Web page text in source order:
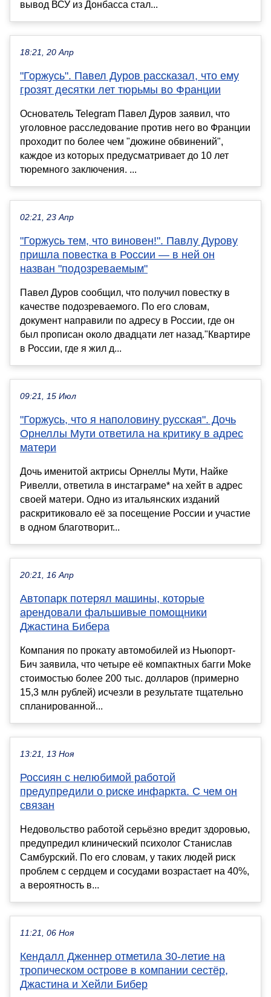
вывод ВСУ из Донбасса стал...
18:21, 20 Апр
"Горжусь". Павел Дуров рассказал, что ему
грозят десятки лет тюрьмы во Франции
Основатель Telegram Павел Дуров заявил, что
уголовное расследование против него во Франции
проходит по более чем "дюжине обвинений",
каждое из которых предусматривает до 10 лет
тюремного заключения. ...
02:21, 23 Апр
"Горжусь тем, что виновен!". Павлу Дурову
пришла повестка в России — в ней он
назван "подозреваемым"
Павел Дуров сообщил, что получил повестку в
качестве подозреваемого. По его словам,
документ направили по адресу в России, где он
был прописан около двадцати лет назад."Квартире
в России, где я жил д...
09:21, 15 Июл
"Горжусь, что я наполовину русская". Дочь
Орнеллы Мути ответила на критику в адрес
матери
Дочь именитой актрисы Орнеллы Мути, Найке
Ривелли, ответила в инстаграме* на хейт в адрес
своей матери. Одно из итальянских изданий
раскритиковало её за посещение России и участие
в одном благотворит...
20:21, 16 Апр
Автопарк потерял машины, которые
арендовали фальшивые помощники
Джастина Бибера
Компания по прокату автомобилей из Ньюпорт-
Бич заявила, что четыре её компактных багги Moke
стоимостью более 200 тыс. долларов (примерно
15,3 млн рублей) исчезли в результате тщательно
спланированной...
13:21, 13 Ноя
Россиян с нелюбимой работой
предупредили о риске инфаркта. С чем он
связан
Недовольство работой серьёзно вредит здоровью,
предупредил клинический психолог Станислав
Самбурский. По его словам, у таких людей риск
проблем с сердцем и сосудами возрастает на 40%,
а вероятность в...
11:21, 06 Ноя
Кендалл Дженнер отметила 30-летие на
тропическом острове в компании сестёр,
Джастина и Хейли Бибер